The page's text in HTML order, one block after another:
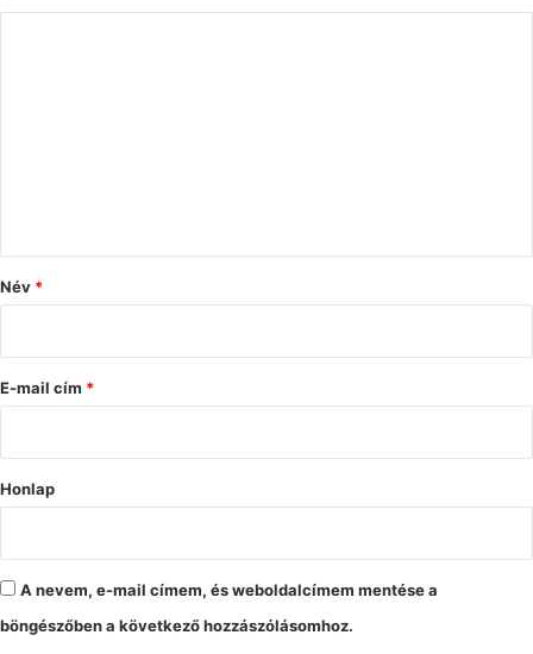
ó
s
Név *
E-mail cím *
Honlap
A nevem, e-mail címem, és weboldalcímem mentése a
böngészőben a következő hozzászólásomhoz.